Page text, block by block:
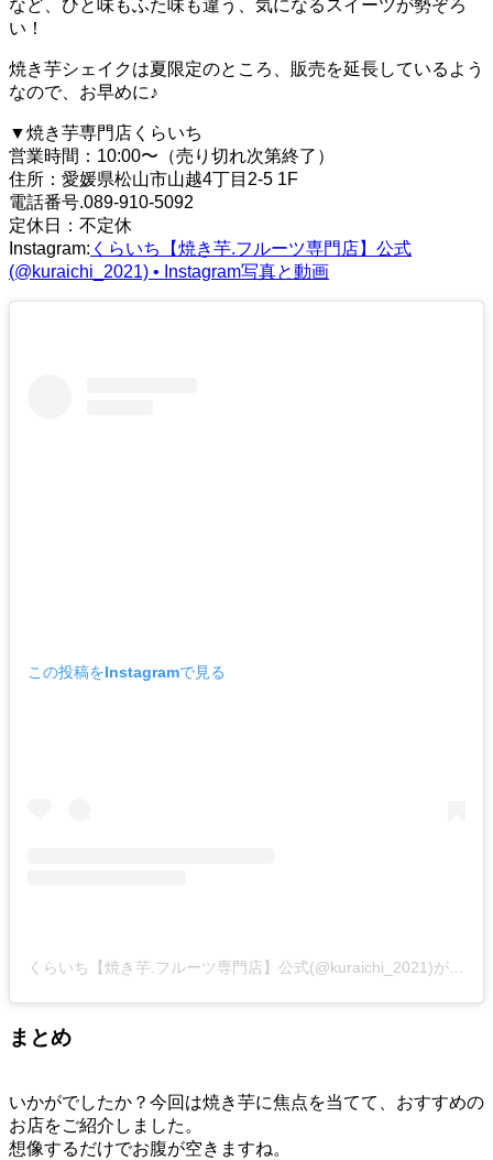
など、ひと味もふた味も違う、気になるスイーツが勢ぞろ
い！
焼き芋シェイクは夏限定のところ、販売を延長しているよう
なので、お早めに♪
▼焼き芋専門店くらいち
営業時間：10:00〜（売り切れ次第終了）
住所：愛媛県松山市山越4丁目2-5 1F
電話番号.089-910-5092
定休日：不定休
Instagram: くらいち【焼き芋.フルーツ専門店】公式
(@kuraichi_2021) • Instagram写真と動画
この投稿をInstagramで見る
まとめ
いかがでしたか？今回は焼き芋に焦点を当てて、おすすめの
お店をご紹介しました。
想像するだけでお腹が空きますね。